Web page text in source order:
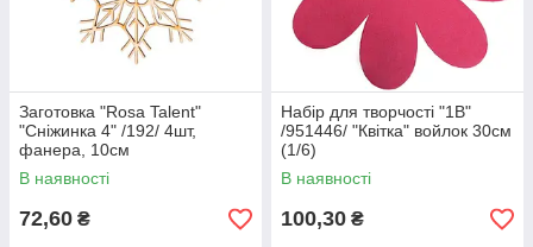
Заготовка "Rosa Talent"
"Сніжинка 4" /192/ 4шт,
фанера, 10см
В наявності
72,60 ₴
Набір для творчості "1В"
/951446/ "Квітка" войлок 30см
(1/6)
В наявності
100,30 ₴